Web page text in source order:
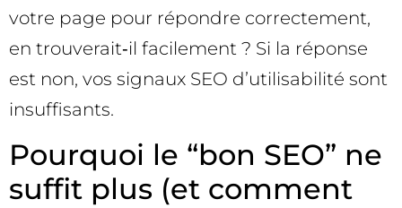
votre page pour répondre correctement,
en trouverait‑il facilement ? Si la réponse
est non, vos signaux SEO d’utilisabilité sont
insuffisants.
Pourquoi le “bon SEO” ne
suffit plus (et comment